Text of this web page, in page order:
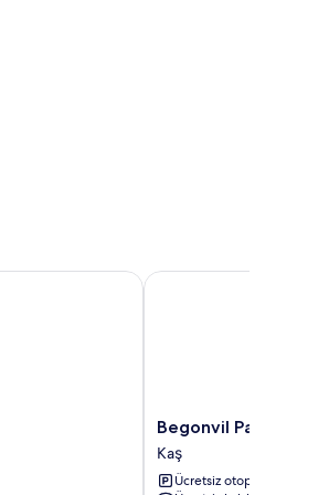
Begonvil
Pansiyon
Kaş
Begonvil Pansiyon
Kaş
Ücretsiz otopark
Begonvil Pansiyon